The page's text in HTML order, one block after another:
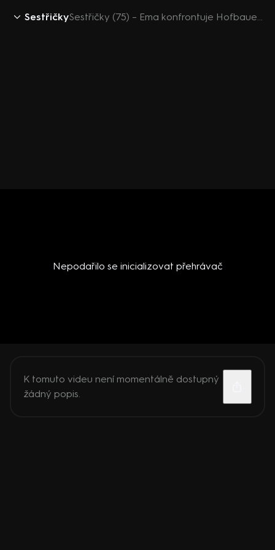
Sestřičky Sestřičky (75) – Ema konfrontuje Hofbauera s nelegálními zápasy
Nepodařilo se inicializovat přehrávač
K tomuto videu není momentálně dostupný
žádný popis.